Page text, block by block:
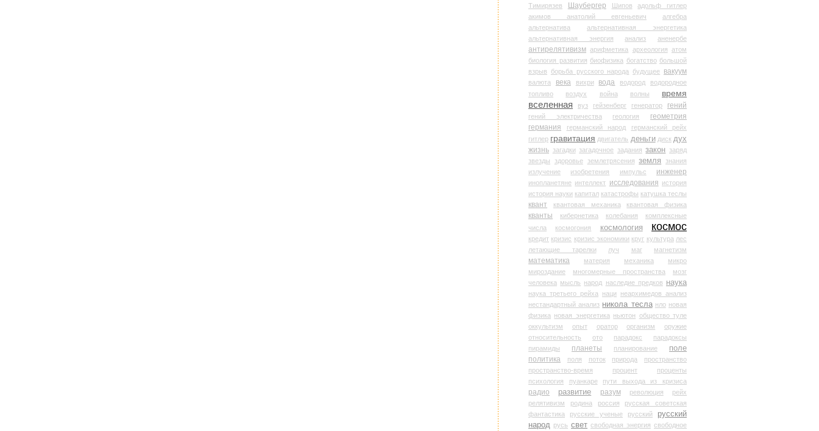
Тимирязев
Шаубергер Шипов
адольф гитлер
акимов анатолий евгеньевич
алгебра
альтернатива
альтернативная энергетика
альтернативная энергия
анализ аненербе
антирелятивизм арифметика археология атом
биология развития биофизика богатство большой
взрыв
борьба русского народа будущее вакуум
валюта века вихри вода водород
водородное
топливо
воздух война волны
время
вселенная
вуз гейзенберг генератор гений
гений электричества геология
геометрия
германия
германский народ
германский рейх
гитлер гравитация двигатель деньги диск дух
жизнь загадки загадочное задания закон заряд
звезды
здоровье землетрясения земля
знания
излучение
изобретения импульс инженер
инопланетяне интеллект исследования история
история науки капитал катастрофы катушка теслы
квант квантовая механика квантовая физика
кванты кибернетика колебания
комплексные
числа
космогония космология космос
кредит кризис кризис экономики круг культура лес
летающие тарелки
луч маг магнетизм
математика материя механика
микро
мироздание
многомерные пространства
мозг
человека мысль народ наследие предков наука
наука третьего рейха наци
неархимедов анализ
нестандартный анализ никола тесла нло новая
физика новая энергетика ньютон общество туле
оккультизм
опыт оратор организм
оружие
относительность
ото парадокс
парадоксы
пирамиды
планеты планирование
поле
политика
поля поток природа
пространство
пространство-время
процент
проценты
психология
пуанкаре пути выхода из кризиса
радио развитие разум революция
рейх
релятивизм
родина россия
русская советская
фантастика
русские ученые русский
русский
народ русь свет свободная энергия свободное